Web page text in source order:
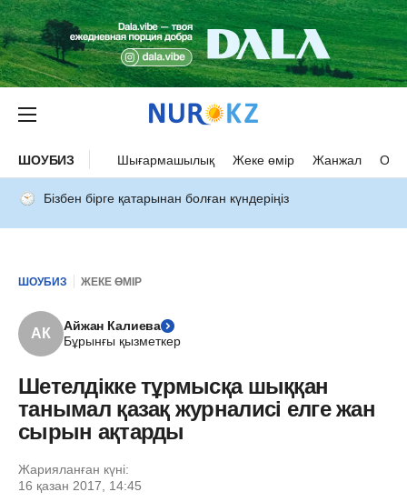
ШОУБИЗ Шығармашылық Жеке өмір Жанжал
Бізбен бірге қатарынан болған күндеріңіз
ШОУБИЗ ЖЕКЕ ӨМІР
АК
Айжан Калиева
Бұрынғы қызметкер
Шетелдікке тұрмысқа шыққан
танымал қазақ журналисі елге жан
сырын ақтарды
Жарияланған күні:
16 қазан 2017, 14:45